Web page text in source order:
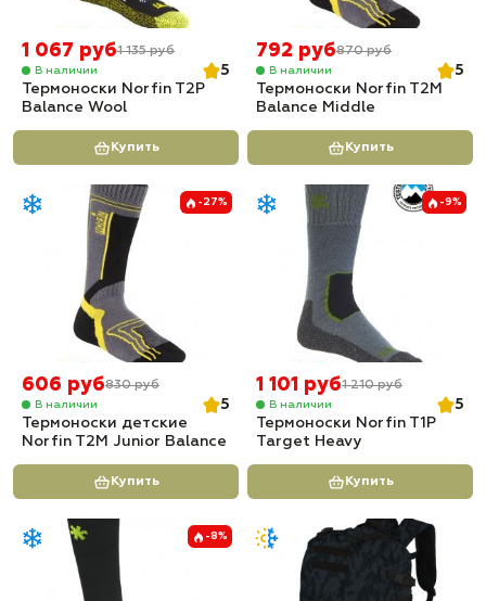
1 067 руб1 135 руб
В наличии
5
Термоноски Norfin T2P
Balance Wool
Купить
792 руб870 руб
В наличии
5
Термоноски Norfin T2M
Balance Middle
Купить
-27%
606 руб830 руб
В наличии
5
Термоноски детские
Norfin T2M Junior Balance
Купить
-9%
1 101 руб1 210 руб
В наличии
5
Термоноски Norfin T1P
Target Heavy
Купить
-8%